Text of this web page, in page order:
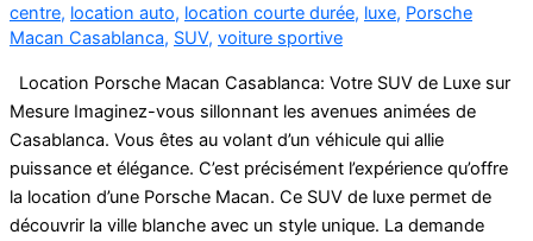
centre, location auto, location courte durée, luxe, Porsche
Macan Casablanca, SUV, voiture sportive
Location Porsche Macan Casablanca: Votre SUV de Luxe sur
Mesure Imaginez-vous sillonnant les avenues animées de
Casablanca. Vous êtes au volant d’un véhicule qui allie
puissance et élégance. C’est précisément l’expérience qu’offre
la location d’une Porsche Macan. Ce SUV de luxe permet de
découvrir la ville blanche avec un style unique. La demande